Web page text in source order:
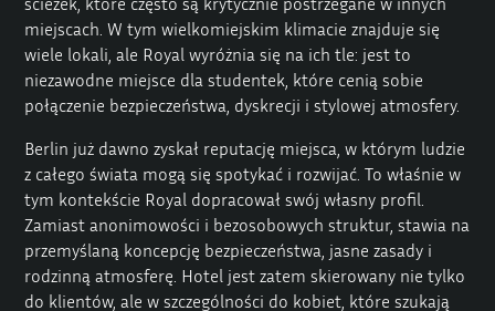
miejscach. W tym wielkomiejskim klimacie znajduje się
wiele lokali, ale Royal wyróżnia się na ich tle: jest to
niezawodne miejsce dla studentek, które cenią sobie
połączenie bezpieczeństwa, dyskrecji i stylowej atmosfery.
Berlin już dawno zyskał reputację miejsca, w którym ludzie
z całego świata mogą się spotykać i rozwijać. To właśnie w
tym kontekście Royal dopracował swój własny profil.
Zamiast anonimowości i bezosobowych struktur, stawia na
przemyślaną koncepcję bezpieczeństwa, jasne zasady i
rodzinną atmosferę. Hotel jest zatem skierowany nie tylko
do klientów, ale w szczególności do kobiet, które szukają